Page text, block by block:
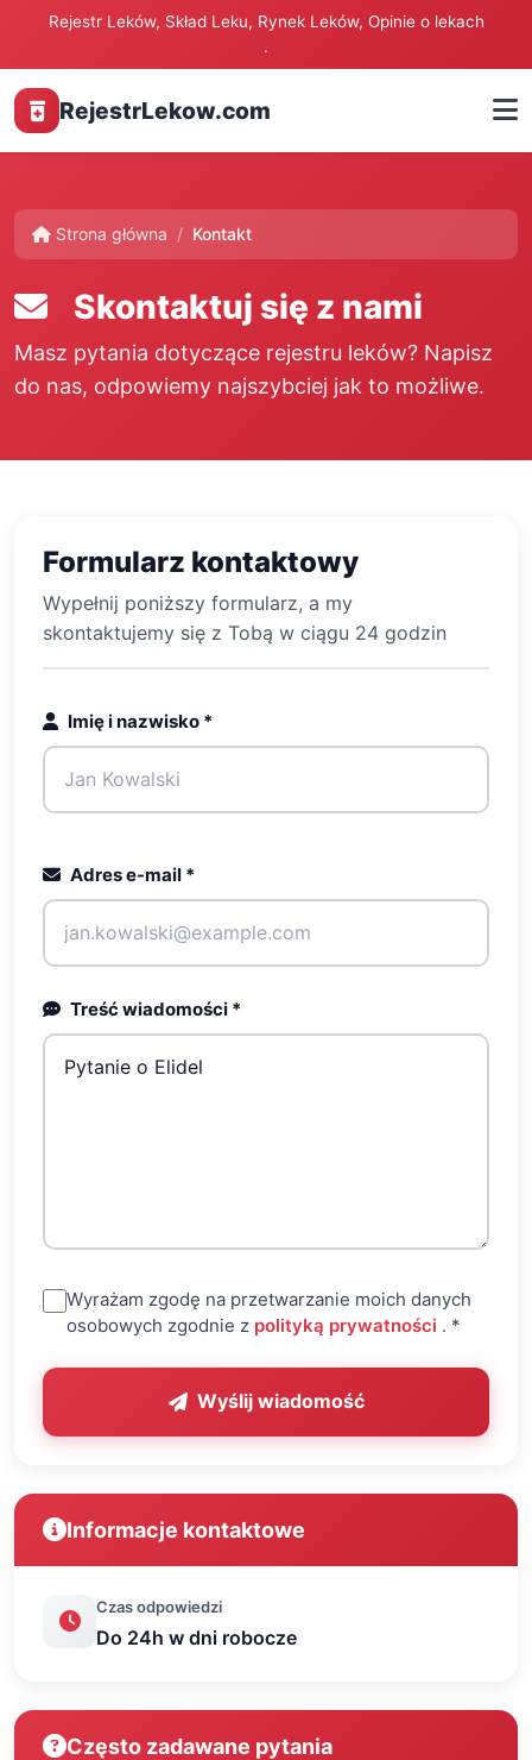
Rejestr Leków, Skład Leku, Rynek Leków, Opinie o lekach
.
RejestrLekow.com
Strona główna Kontakt
Skontaktuj się z nami
Masz pytania dotyczące rejestru leków? Napisz
do nas, odpowiemy najszybciej jak to możliwe.
Formularz kontaktowy
Wypełnij poniższy formularz, a my
skontaktujemy się z Tobą w ciągu 24 godzin
Imię i nazwisko *
Adres e-mail *
Treść wiadomości *
Wyrażam zgodę na przetwarzanie moich danych
osobowych zgodnie z polityką prywatności (otwiera
. *
Wyślij wiadomość
Informacje kontaktowe
Czas odpowiedzi
Do 24h w dni robocze
Często zadawane pytania